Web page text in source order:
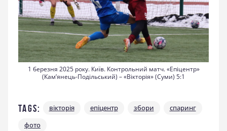
1 березня 2025 року. Київ. Контрольний матч. «Епіцентр»
(Кам’янець-Подільський) – «Вікторія» (Суми) 5:1
Tags: вікторія епіцентр збори
спаринг
фото